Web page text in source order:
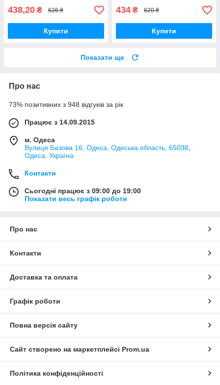
438,20 ₴ 626 ₴
Купити
434 ₴ 620 ₴
Купити
Показати ще
Про нас
73% позитивних з 948 відгуків за рік
Працює з 14.09.2015
м. Одеса
Вулиця Базова 16, Одеса, Одеська область, 65038,
Одеса, Україна
Контакти
Сьогодні працює з 09:00 до 19:00
Показати весь графік роботи
Про нас
Контакти
Доставка та оплата
Графік роботи
Повна версія сайту
Сайт створено на маркетплейсі Prom.ua
Політика конфіденційності